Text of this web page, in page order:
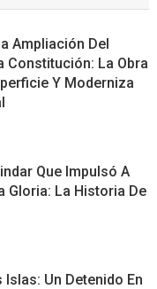
Ampliación Del
Constitución: La Obra
Y Moderniza
Que Impulsó A
Gloria: La Historia De
Islas: Un Detenido En